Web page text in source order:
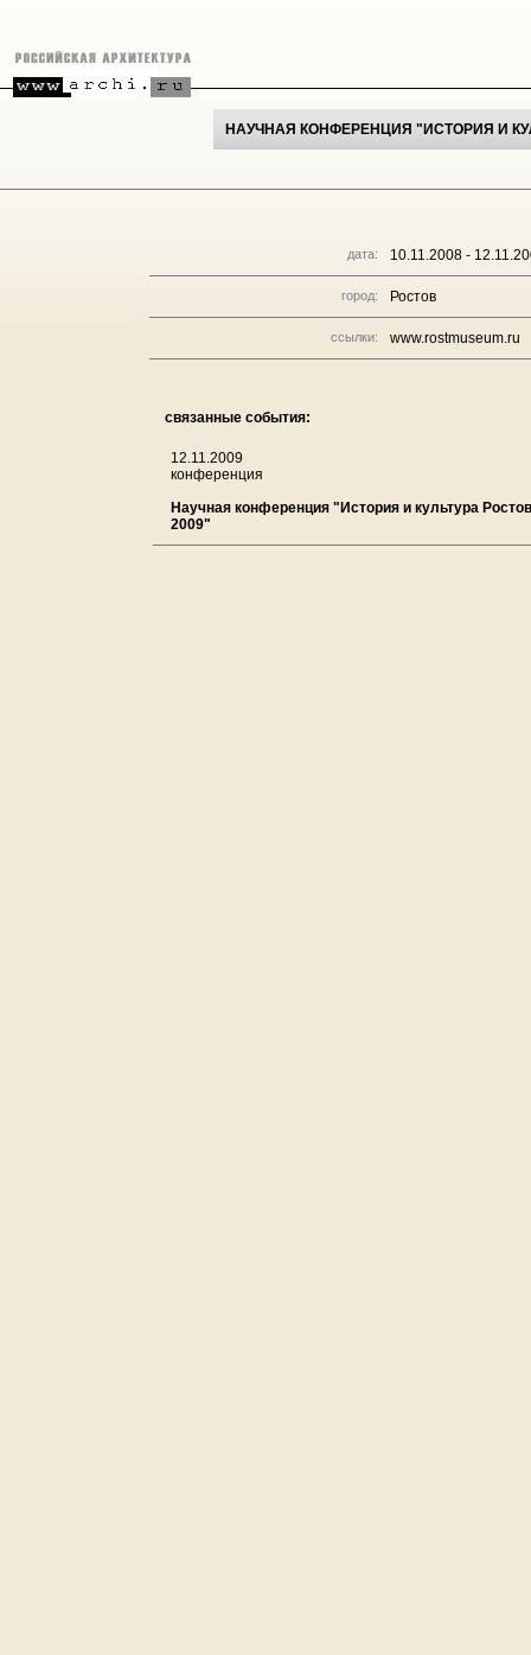
НАУЧНАЯ КОНФЕРЕНЦИЯ "ИСТОРИЯ И
дата: 10.11.2008 -
город: Ростов
ссылки: www.rostmuseum.ru
связанные события:
12.11.2009
конференция
Научная конференция "История и культура
2009"